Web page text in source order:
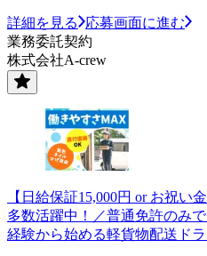
詳細を見る
応募画面に進む
業務委託契約
株式会社A-crew
【日給保証15,000円 or お祝い
多数活躍中！／普通免許のみ
経験から始める軽貨物配送ドラ